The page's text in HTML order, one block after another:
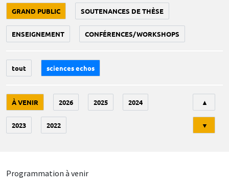
GRAND PUBLIC SOUTENANCES DE THÈSE
ENSEIGNEMENT CONFÉRENCES/WORKSHOPS
tout sciences echos
À VENIR 2026 2025 2024
2023 2022
▲
▼
Programmation à venir